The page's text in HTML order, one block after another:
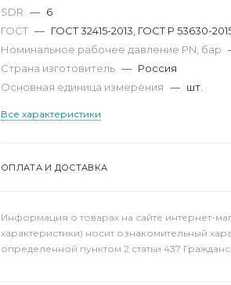
SDR — 6
ГОСТ — ГОСТ 32415-2013, ГОСТ Р 53630-
Номинальное рабочее давление PN, бар
Страна изготовитель — Россия
Основная единица измерения — шт.
Все характеристики
ОПЛАТА И ДОСТАВКА
Информация о товарах на сайте интернет-
характеристики) носит ознакомительный
определенной пунктом 2 статьи 437